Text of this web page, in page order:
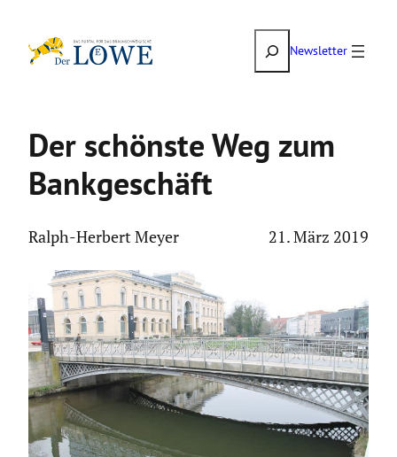
Inhalt
SuchenNewsletter
Der schönste Weg zum
Bankge­schäft
Ralph-Herbert Meyer 21. März 2019